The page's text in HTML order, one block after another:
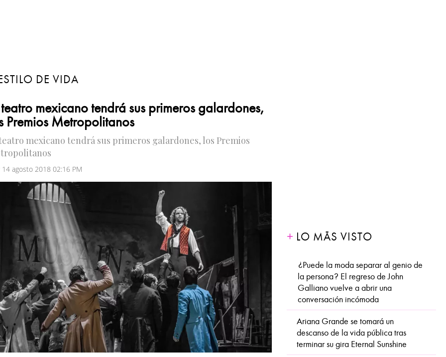
DE VIDA
mexicano tendrá sus primeros galardones,
Premios Metropolitanos
mexicano tendrá sus primeros galardones, los Premios
14 agosto 2018 02:16 PM
LO MÁS VISTO
¿Puede la moda separar al genio de
la persona? El regreso de John
Galliano vuelve a abrir una
conversación incómoda
Ariana Grande se tomará un
descanso de la vida pública tras
terminar su gira Eternal Sunshine